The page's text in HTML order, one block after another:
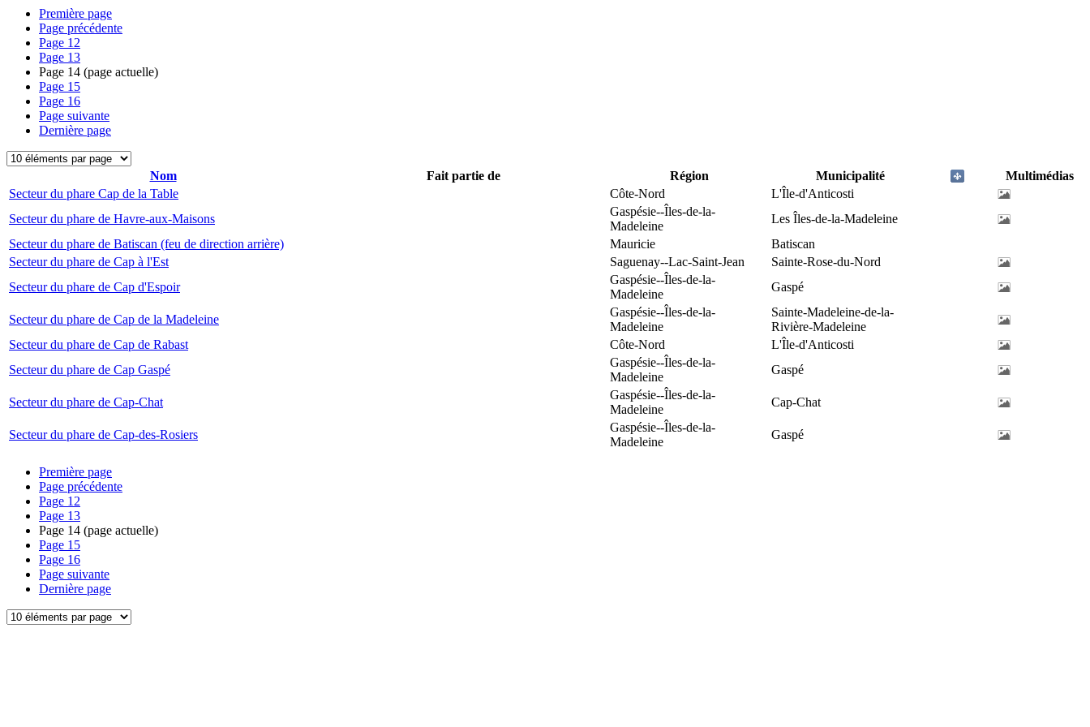
Première page
Page précédente
Page 12
Page 13
Page 14 (page actuelle)
Page 15
Page 16
Page suivante
Dernière page
Nom Fait partie de Région Municipalité
Multimédias
Secteur du phare Cap de la Table
Côte-Nord
L'Île-d'Anticosti
Secteur du phare de Havre-aux-Maisons
Gaspésie--Îles-de-la-
Madeleine
Les Îles-de-la-Madeleine
Secteur du phare de Batiscan (feu de direction arrière)
Mauricie
Batiscan
Secteur du phare de Cap à l'Est
Saguenay--Lac-Saint-Jean
Sainte-Rose-du-Nord
Secteur du phare de Cap d'Espoir
Gaspésie--Îles-de-la-
Madeleine
Gaspé
Secteur du phare de Cap de la Madeleine
Gaspésie--Îles-de-la-
Madeleine
Sainte-Madeleine-de-la-
Rivière-Madeleine
Secteur du phare de Cap de Rabast
Côte-Nord
L'Île-d'Anticosti
Secteur du phare de Cap Gaspé
Gaspésie--Îles-de-la-
Madeleine
Gaspé
Secteur du phare de Cap-Chat
Gaspésie--Îles-de-la-
Madeleine
Cap-Chat
Secteur du phare de Cap-des-Rosiers
Gaspésie--Îles-de-la-
Madeleine
Gaspé
Première page
Page précédente
Page 12
Page 13
Page 14 (page actuelle)
Page 15
Page 16
Page suivante
Dernière page